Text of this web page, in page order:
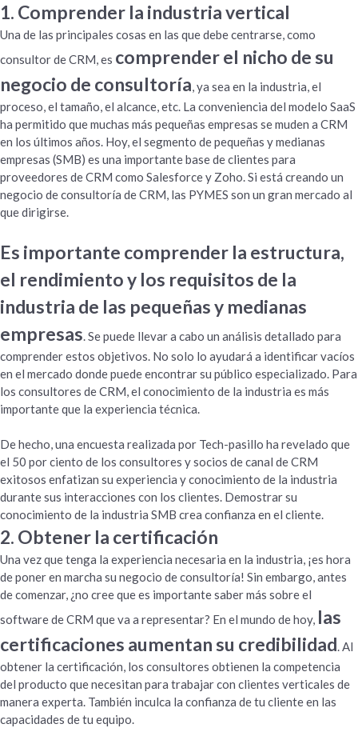
1. Comprender la industria vertical
Una de las principales cosas en las que debe centrarse, como
consultor de CRM, es comprender el nicho de su
negocio de consultoría, ya sea en la industria, el
proceso, el tamaño, el alcance, etc. La conveniencia del modelo SaaS
ha permitido que muchas más pequeñas empresas se muden a CRM
en los últimos años. Hoy, el segmento de pequeñas y medianas
empresas (SMB) es una importante base de clientes para
proveedores de CRM como Salesforce y Zoho. Si está creando un
negocio de consultoría de CRM, las PYMES son un gran mercado al
que dirigirse.
Es importante comprender la estructura,
el rendimiento y los requisitos de la
industria de las pequeñas y medianas
empresas. Se puede llevar a cabo un análisis detallado para
comprender estos objetivos. No solo lo ayudará a identificar vacíos
en el mercado donde puede encontrar su público especializado. Para
los consultores de CRM, el conocimiento de la industria es más
importante que la experiencia técnica.
De hecho, una encuesta realizada por Tech-pasillo ha revelado que
el 50 por ciento de los consultores y socios de canal de CRM
exitosos enfatizan su experiencia y conocimiento de la industria
durante sus interacciones con los clientes. Demostrar su
conocimiento de la industria SMB crea confianza en el cliente.
2. Obtener la certificación
Una vez que tenga la experiencia necesaria en la industria, ¡es hora
de poner en marcha su negocio de consultoría! Sin embargo, antes
de comenzar, ¿no cree que es importante saber más sobre el
software de CRM que va a representar? En el mundo de hoy, las
certificaciones aumentan su credibilidad. Al
obtener la certificación, los consultores obtienen la competencia
del producto que necesitan para trabajar con clientes verticales de
manera experta. También inculca la confianza de tu cliente en las
capacidades de tu equipo.